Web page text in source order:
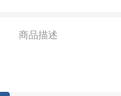
商品描述